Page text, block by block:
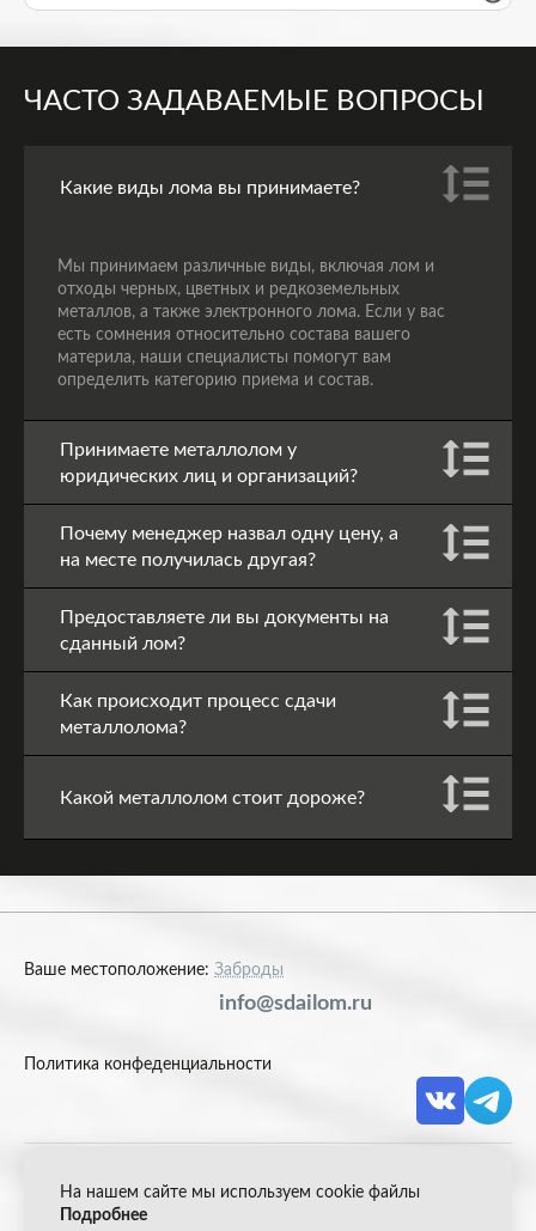
ЧАСТО ЗАДАВАЕМЫЕ ВОПРОСЫ
Какие виды лома вы принимаете?
Мы принимаем различные виды, включая лом и
отходы черных, цветных и редкоземельных
металлов, а также электронного лома. Если у вас
есть сомнения относительно состава вашего
материла, наши специалисты помогут вам
определить категорию приема и состав.
Принимаете металлолом у
юридических лиц и организаций?
Почему менеджер назвал одну цену, а
на месте получилась другая?
Предоставляете ли вы документы на
сданный лом?
Как происходит процесс сдачи
металлолома?
Какой металлолом стоит дороже?
Ваше местоположение: Заброды
info@sdailom.ru
Политика конфеденциальности
© 2026 Акрон Скрап
На нашем сайте мы используем cookie файлы
Подробнее